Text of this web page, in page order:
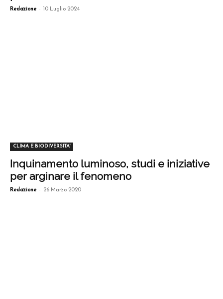
Redazione - 10 Luglio 2024
CLIMA E BIODIVERSITA'
Inquinamento luminoso, studi e iniziative
per arginare il fenomeno
Redazione - 26 Marzo 2020